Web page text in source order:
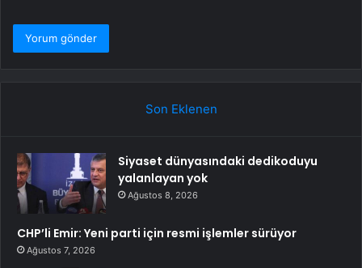
Son Eklenen
Siyaset dünyasındaki dedikoduyu
yalanlayan yok
Ağustos 8, 2026
CHP’li Emir: Yeni parti için resmi işlemler sürüyor
Ağustos 7, 2026